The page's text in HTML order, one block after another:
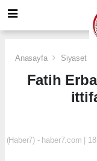
Anasayfa Siyaset
Fatih
(Haber7) - haber7.com |